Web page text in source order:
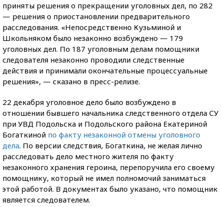
приняты решения о прекращении уголовных дел, по 282
— решения о приостановлении предварительного
расследования. «Непосредственно Кузьминой и
Школьняком было незаконно возбуждено — 179
уголовных дел. По 187 уголовным делам помощники
следователя незаконно проводили следственные
действия и принимали окончательные процессуальные
решения», — сказано в пресс-релизе.
22 декабря уголовное дело было возбуждено в
отношении бывшего начальника следственного отдела СУ
при УВД Подольска и Подольского района Екатериной
Богаткиной по факту незаконной отмены уголовного
дела. По версии следствия, Богаткина, не желая лично
расследовать дело местного жителя по факту
незаконного хранения героина, перепоручила его своему
помощнику, который не имел полномочий заниматься
этой работой. В документах было указано, что помощник
является следователем.